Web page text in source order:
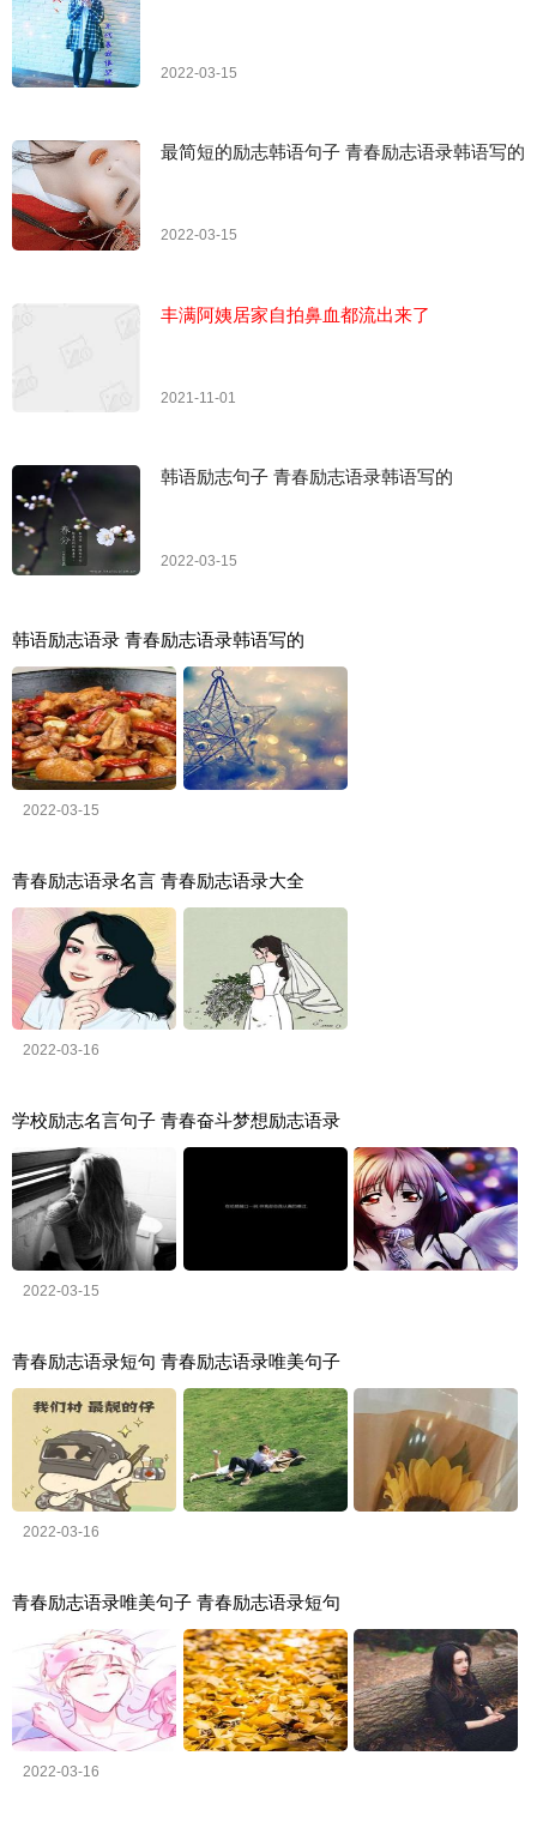
2022-03-15
最简短的励志韩语句子 青春励志语录韩语写的
2022-03-15
丰满阿姨居家自拍鼻血都流出来了
2021-11-01
韩语励志句子 青春励志语录韩语写的
2022-03-15
韩语励志语录 青春励志语录韩语写的
2022-03-15
青春励志语录名言 青春励志语录大全
2022-03-16
学校励志名言句子 青春奋斗梦想励志语录
2022-03-15
青春励志语录短句 青春励志语录唯美句子
2022-03-16
青春励志语录唯美句子 青春励志语录短句
2022-03-16